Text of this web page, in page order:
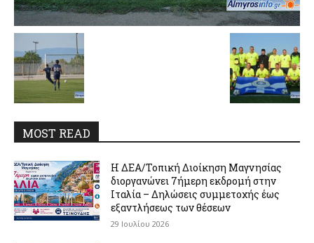
MOST READ
Η ΔΕΑ/Τοπική Διοίκηση Μαγνησίας
διοργανώνει 7ήμερη εκδρομή στην
Ιταλία – Δηλώσεις συμμετοχής έως
εξαντλήσεως των θέσεων
29 Ιουλίου 2026